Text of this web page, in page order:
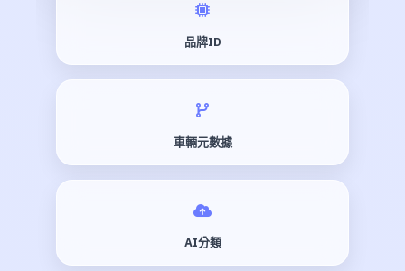
品牌ID
車輛元數據
AI分類